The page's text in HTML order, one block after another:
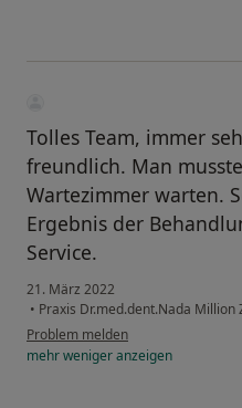
Tolles Team, immer
freundlich. Man
Wartezimmer warten.
Ergebnis der
Service.
21. März 2022
• Praxis Dr.med.dent.Nada
Problem melden
mehrwenigeranzeigen